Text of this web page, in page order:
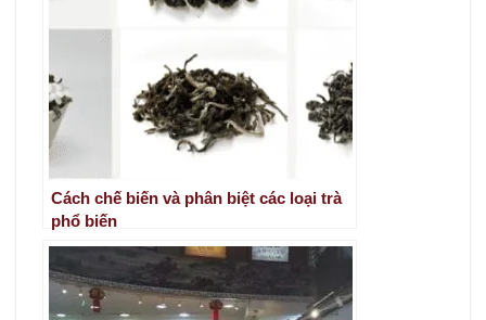
Cách chế biến và phân biệt các loại trà
phổ biến